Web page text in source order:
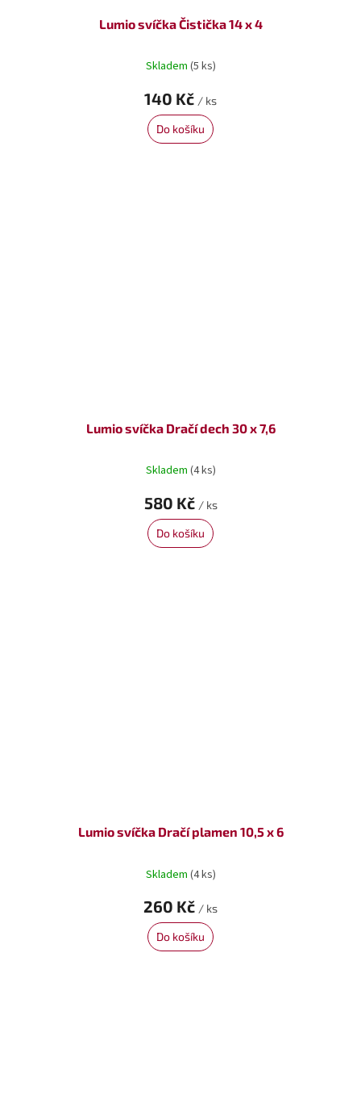
Lumio svíčka Čistička 14 x 4
Skladem (5 ks)
140 Kč / ks
Do košíku
Lumio svíčka Dračí dech 30 x 7,6
Skladem (4 ks)
580 Kč / ks
Do košíku
Lumio svíčka Dračí plamen 10,5 x 6
Skladem (4 ks)
260 Kč / ks
Do košíku